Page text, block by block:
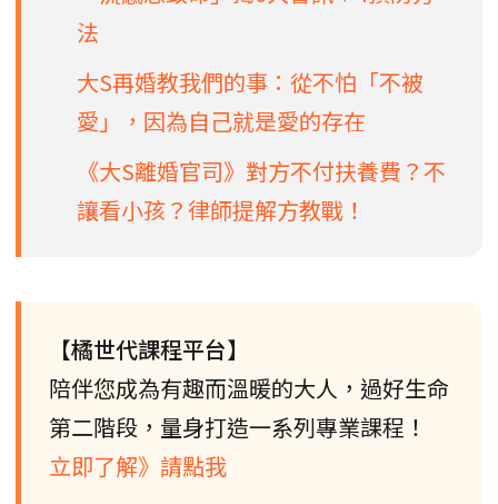
法
大S再婚教我們的事：從不怕「不被
愛」，因為自己就是愛的存在
《大S離婚官司》對方不付扶養費？不
讓看小孩？律師提解方教戰！
【橘世代課程平台】
陪伴您成為有趣而溫暖的大人，過好生命
第二階段，量身打造一系列專業課程！
立即了解》請點我